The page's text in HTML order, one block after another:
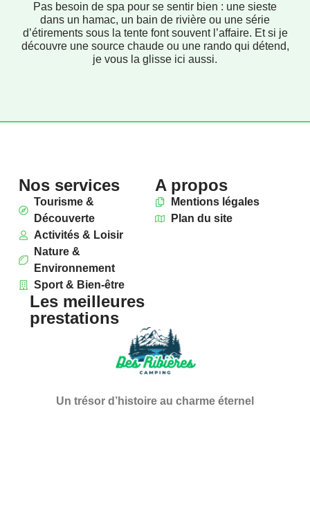
Pas besoin de spa pour se sentir bien : une sieste
dans un hamac, un bain de rivière ou une série
d’étirements sous la tente font souvent l’affaire. Et si je
découvre une source chaude ou une rando qui détend,
je vous la glisse ici aussi.
Un trésor d’histoire au charme éternel
Nos services
Tourisme &
Découverte
Activités & Loisir
Nature &
Environnement
Sport & Bien-être
A propos
Mentions légales
Plan du site
Les meilleures
prestations